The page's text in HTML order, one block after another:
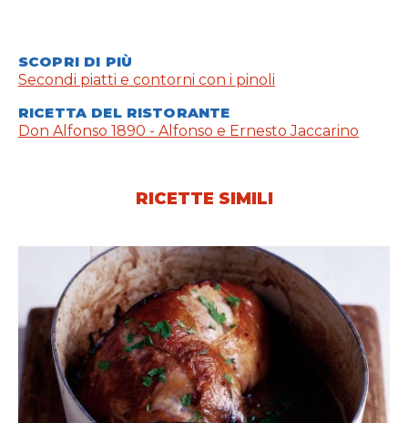
SCOPRI DI PIÙ
Secondi piatti e contorni con i pinoli
RICETTA DEL RISTORANTE
Don Alfonso 1890 - Alfonso e Ernesto Jaccarino
RICETTE SIMILI